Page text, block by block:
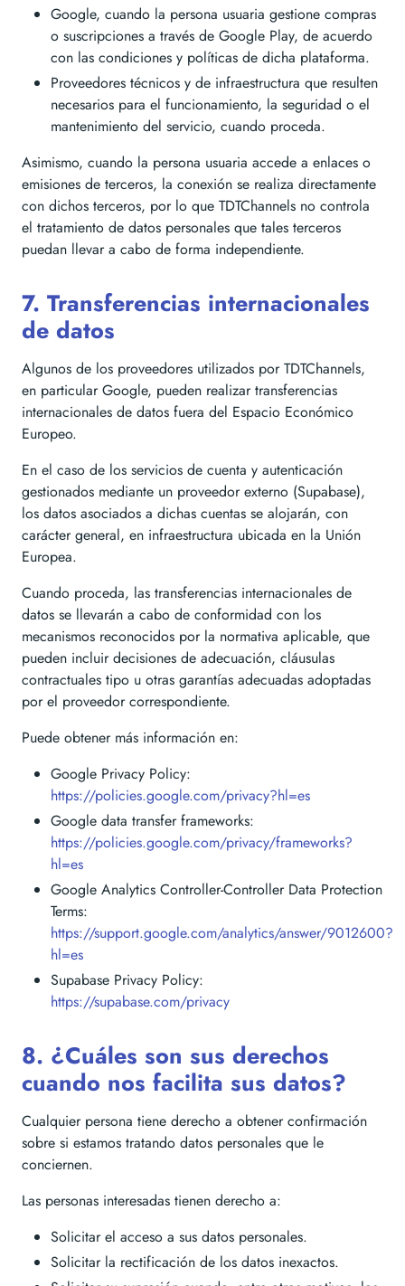
Google, cuando la persona usuaria gestione compras
o suscripciones a través de Google Play, de acuerdo
con las condiciones y políticas de dicha plataforma.
Proveedores técnicos y de infraestructura que resulten
necesarios para el funcionamiento, la seguridad o el
mantenimiento del servicio, cuando proceda.
Asimismo, cuando la persona usuaria accede a enlaces o
emisiones de terceros, la conexión se realiza directamente
con dichos terceros, por lo que TDTChannels no controla
el tratamiento de datos personales que tales terceros
puedan llevar a cabo de forma independiente.
7. Transferencias internacionales
de datos
Algunos de los proveedores utilizados por TDTChannels,
en particular Google, pueden realizar transferencias
internacionales de datos fuera del Espacio Económico
Europeo.
En el caso de los servicios de cuenta y autenticación
gestionados mediante un proveedor externo (Supabase),
los datos asociados a dichas cuentas se alojarán, con
carácter general, en infraestructura ubicada en la Unión
Europea.
Cuando proceda, las transferencias internacionales de
datos se llevarán a cabo de conformidad con los
mecanismos reconocidos por la normativa aplicable, que
pueden incluir decisiones de adecuación, cláusulas
contractuales tipo u otras garantías adecuadas adoptadas
por el proveedor correspondiente.
Puede obtener más información en:
Google Privacy Policy:
https://policies.google.com/privacy?hl=es
Google data transfer frameworks:
https://policies.google.com/privacy/frameworks?
hl=es
Google Analytics Controller-Controller Data Protection
Terms:
https://support.google.com/analytics/answer/9012600?
hl=es
Supabase Privacy Policy:
https://supabase.com/privacy
8. ¿Cuáles son sus derechos
cuando nos facilita sus datos?
Cualquier persona tiene derecho a obtener confirmación
sobre si estamos tratando datos personales que le
conciernen.
Las personas interesadas tienen derecho a:
Solicitar el acceso a sus datos personales.
Solicitar la rectificación de los datos inexactos.